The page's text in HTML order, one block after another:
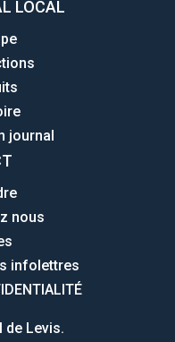
LOCAL
journal
nous
infolettres
de Levis.